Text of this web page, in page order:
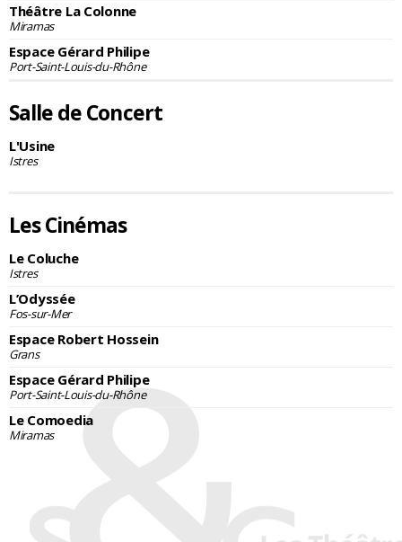
Théâtre La Colonne
Miramas
Espace Gérard Philipe
Port-Saint-Louis-du-Rhône
Salle de Concert
L'Usine
Istres
Les Cinémas
Le Coluche
Istres
L’Odyssée
Fos-sur-Mer
Espace Robert Hossein
Grans
Espace Gérard Philipe
Port-Saint-Louis-du-Rhône
Le Comoedia
Miramas